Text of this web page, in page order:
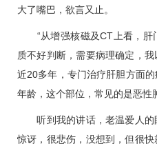
大了嘴巴，欲言又止。
“从增强核磁及CT上看，肝
质不好判断，需要病理确定，
近20多年，专门治疗肝胆方面
年龄，这个部位，常见的是恶性
听到我的讲话，老温爱人的
惊讶，很悲伤，没想到，但很